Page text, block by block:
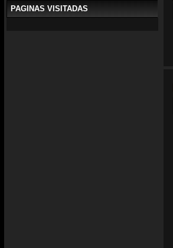
PAGINAS VISITADAS